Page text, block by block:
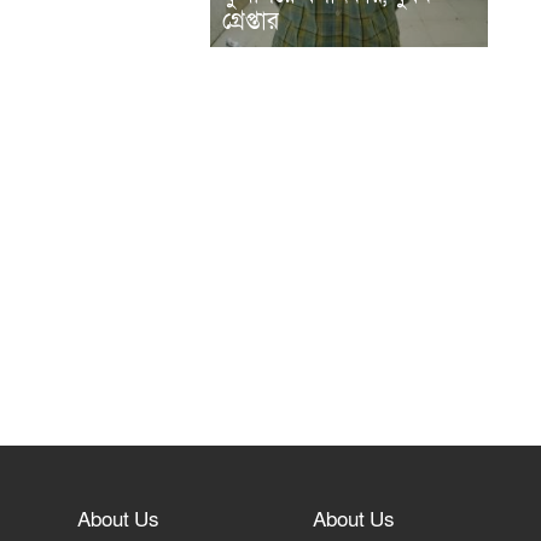
গ্রেপ্তার
About Us
About Us